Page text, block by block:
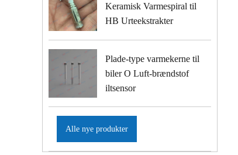
Keramisk Varmespiral til
HB Urteekstrakter
Plade-type varmekerne til
biler O Luft-brændstof
iltsensor
Alle nye produkter